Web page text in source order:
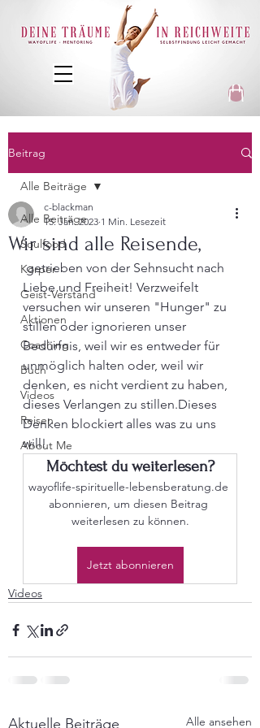
Beitrag
Alle Beiträge
Soulfood
Körper
Geist-Verstand
Aktionen
Coaching
Buch
Videos
Reisen
About Me
Alle Beiträge
Wir sind alle Reisende,
c-blackman
15. Jan. 2023 1 Min. Lesezeit
getrieben von der Sehnsucht nach
Liebe und Freiheit! Verzweifelt
versuchen wir unseren "Hunger" zu
stillen oder ignorieren unser
Bedürfnis, weil wir es entweder für
unmöglich halten oder, weil wir
denken, es nicht verdient zu haben,
dieses Verlangen zu stillen.Dieses
Denken blockiert alles was zu uns
will!
Möchtest du weiterlesen?
wayoflife-spirituelle-lebensberatung.de
abonnieren, um diesen Beitrag
weiterlesen zu können.
Jetzt abonnieren
Videos
Aktuelle Beiträge Alle ansehen